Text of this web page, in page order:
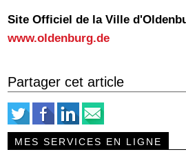
Site Officiel de la Ville
www.oldenburg.de
Partager cet article
MES SERVICES EN LIGNE